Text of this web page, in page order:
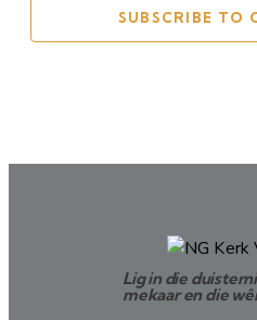
SUBSCRIBE TO
Lig in die
mekaar en die